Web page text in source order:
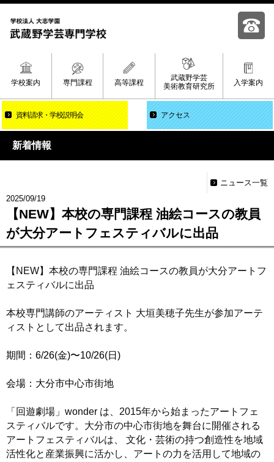
学校案内 専門課程 高等課程
武蔵野学芸
美術教育研究所
入学案内
資料請求 学校説明会 アクセス
新着情報
ニュース一覧
2025/09/19
【NEW】本校の専門課程 油絵コースの教員
が大分アートフェスティバルに出品
【NEW】本校の専門課程 油絵コースの教員が大分アートフ
ェスティバルに出品
本校専門講師のアーティスト 大垣美穂子先生が参加アーテ
ィストとして出品されます。
期間：6/26(金)〜10/26(日)
会場：大分市中心市街地
「 回遊劇場」wonder は、2015年から始まったアートフェ
スティバルです。大分市の中心市街地を舞台に開催される
アートフェスティバルは、 文化・芸術の持つ創造性を地域
活性化と産業振興に活かし、アートの力を活用して地域の